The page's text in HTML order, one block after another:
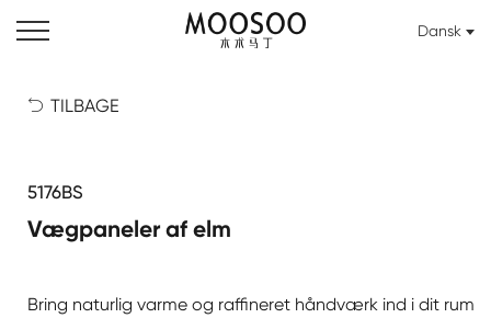
Dansk
 TILBAGE
5176BS
Vægpaneler af elm
Bring naturlig varme og raffineret håndværk ind i dit rum